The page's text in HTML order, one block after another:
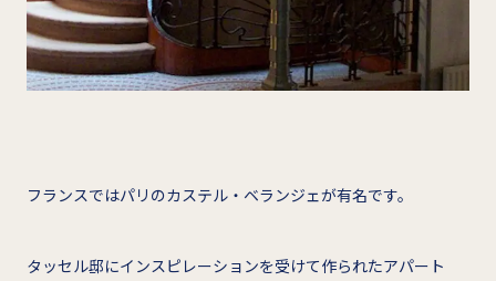
フランスではパリのカステル・ベランジェが有名です。
タッセル邸にインスピレーションを受けて作られたアパート